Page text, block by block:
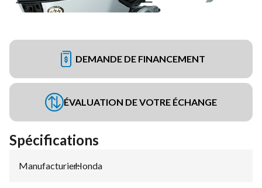
DEMANDE DE FINANCEMENT
ÉVALUATION DE VOTRE ÉCHANGE
Spécifications
Manufacturier:
Honda